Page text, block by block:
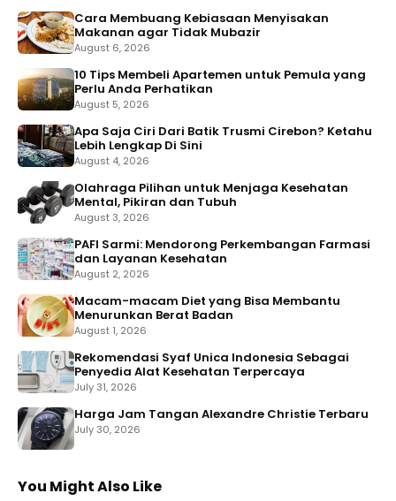
Cara Membuang Kebiasaan Menyisakan
Makanan agar Tidak Mubazir
August 6, 2026
10 Tips Membeli Apartemen untuk Pemula yang
Perlu Anda Perhatikan
August 5, 2026
Apa Saja Ciri Dari Batik Trusmi Cirebon? Ketahu
Lebih Lengkap Di Sini
August 4, 2026
Olahraga Pilihan untuk Menjaga Kesehatan
Mental, Pikiran dan Tubuh
August 3, 2026
PAFI Sarmi: Mendorong Perkembangan Farmasi
dan Layanan Kesehatan
August 2, 2026
Macam-macam Diet yang Bisa Membantu
Menurunkan Berat Badan
August 1, 2026
Rekomendasi Syaf Unica Indonesia Sebagai
Penyedia Alat Kesehatan Terpercaya
July 31, 2026
Harga Jam Tangan Alexandre Christie Terbaru
July 30, 2026
You Might Also Like